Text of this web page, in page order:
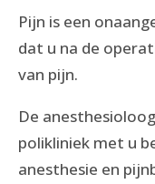
Pijn is een
dat u na de
van pijn.
De
polikliniek met u
anesthesie en